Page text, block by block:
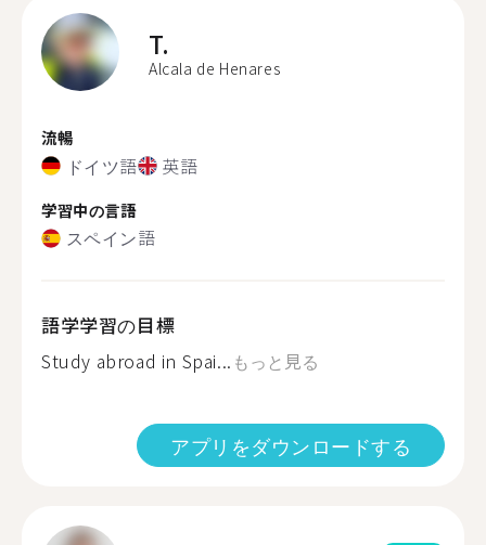
T.
Alcala de Henares
流暢
ドイツ語 英語
学習中の言語
スペイン語
語学学習の目標
Study abroad in Spai... もっと見る
アプリをダウンロードする